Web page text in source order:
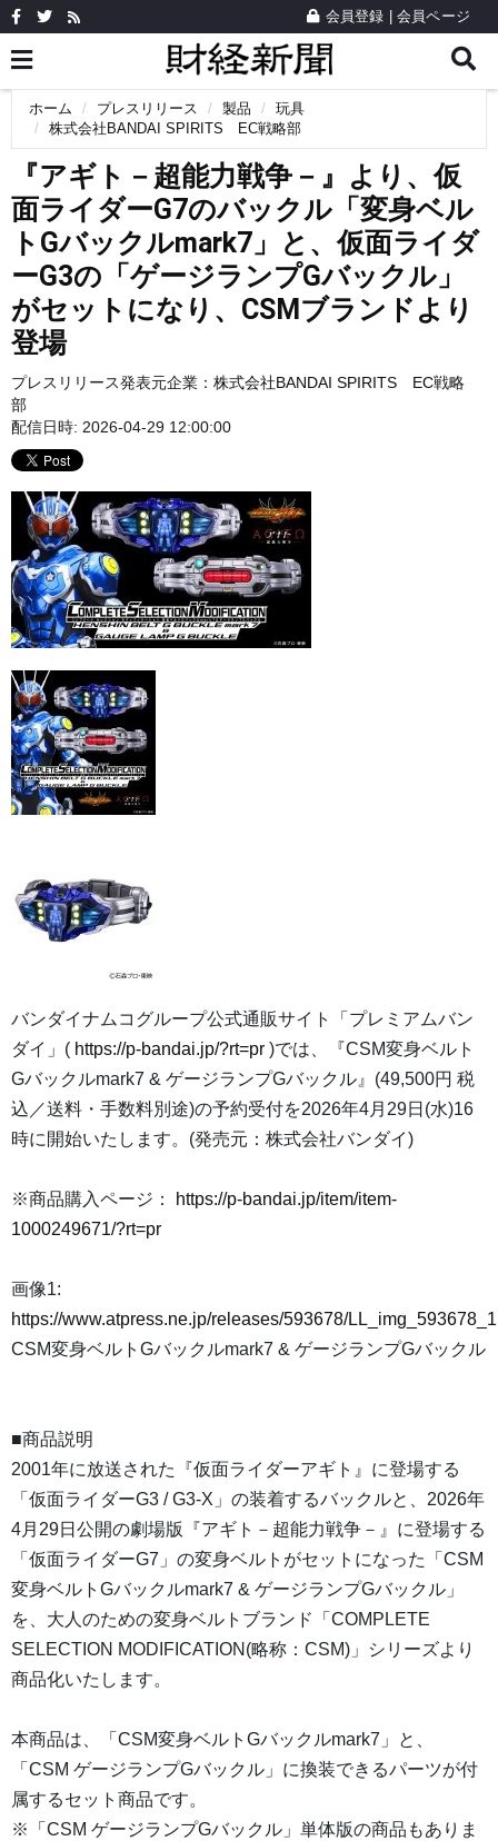
会員登録 会員ページ
ホーム プレスリリース 製品
玩具
株式会社BANDAI SPIRITS EC戦略部
『アギト－超能力戦争－』より、仮
面ライダーG7のバックル「変身ベル
トGバックルmark7」と、仮面ライダ
ーG3の「ゲージランプGバックル」
がセットになり、CSMブランドより
登場
プレスリリース発表元企業： 株式会社BANDAI SPIRITS EC戦略
部
配信日時: 2026-04-29 12:00:00
バンダイナムコグループ公式通販サイト「プレミアムバン
ダイ」( https://p-bandai.jp/?rt=pr )では、『CSM変身ベルト
Gバックルmark7 & ゲージランプGバックル』(49,500円 税
込／送料・手数料別途)の予約受付を2026年4月29日(水)16
時に開始いたします。(発売元：株式会社バンダイ)
※商品購入ページ：
https://p-bandai.jp/item/item-
1000249671/?rt=pr
画像1:
https://www.atpress.ne.jp/releases/593678/
CSM変身ベルトGバックルmark7 & ゲージランプGバックル
■商品説明
2001年に放送された『仮面ライダーアギト』に登場する
「仮面ライダーG3 / G3-X」の装着するバックルと、2026年
4月29日公開の劇場版『アギト－超能力戦争－』に登場する
「仮面ライダーG7」の変身ベルトがセットになった「CSM
変身ベルトGバックルmark7 & ゲージランプGバックル」
を、大人のための変身ベルトブランド「COMPLETE
SELECTION MODIFICATION(略称：CSM)」シリーズより
商品化いたします。
本商品は、「CSM変身ベルトGバックルmark7」と、
「CSM ゲージランプGバックル」に換装できるパーツが付
属するセット商品です。
※「CSM ゲージランプGバックル」単体版の商品もありま